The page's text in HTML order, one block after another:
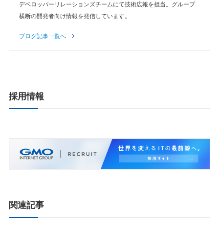
デベロッパーリレーションズチームにて技術広報を担当。グループ
横断の開発者向け情報を発信しています。
ブログ記事一覧へ
採用情報
関連記事